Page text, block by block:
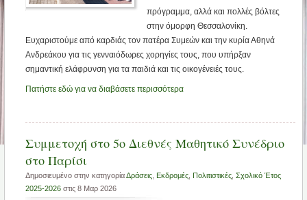
πρόγραμμα, αλλά και πολλές βόλτες
στην όμορφη Θεσσαλονίκη.
Ευχαριστούμε από καρδιάς τον πατέρα Συμεών και την κυρία Αθηνά
Ανδρεάκου για τις γενναιόδωρες χορηγίες τους, που υπήρξαν
σημαντική ελάφρυνση για τα παιδιά και τις οικογένειές τους.
Πατήστε εδώ για να διαβάσετε περισσότερα
Συμμετοχή στο 5ο Διεθνές Μαθητικό Συνέδριο
στο Παρίσι
Δημοσιευμένο στην κατηγορίαΔράσεις, Εκδρομές, Πολιτιστικές, Σχολικό Έτος
2025-2026στις 8 Μαρ 2026